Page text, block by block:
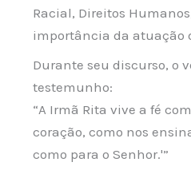
Racial, Direitos
importância da atuação
Durante seu discurso, o
testemunho:
“A Irmã Rita vive a fé
coração, como nos
como para o Senhor.'”